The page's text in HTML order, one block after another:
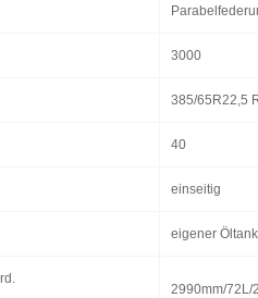
3000
385/65R22,5
40
einseitig
eigener
2990mm/72L/